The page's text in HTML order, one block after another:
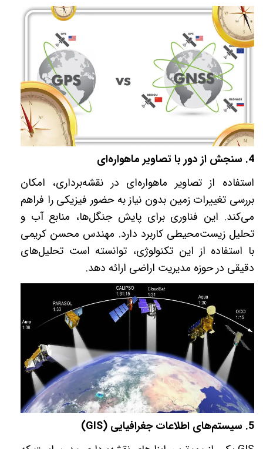
4. سنجش از دور با تصاویر ماهواره‌ای
استفاده از تصاویر ماهواره‌ای در نقشه‌برداری، امکان
بررسی تغییرات زمین بدون نیاز به حضور فیزیکی را فراهم
می‌کند. این فناوری برای پایش جنگل‌ها، منابع آب و
تحلیل زیست‌محیطی کاربرد دارد. مهندس محسن کریمی
با استفاده از این تکنولوژی، توانسته است تحلیل‌های
دقیقی در حوزه مدیریت اراضی ارائه دهد.
5. سیستم‌های اطلاعات جغرافیایی (GIS)